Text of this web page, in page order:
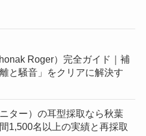
Roger）完全ガイド｜補
と騒音」をクリアに解決す
ター）の耳型採取なら秋葉
1,500名以上の実績と再採取